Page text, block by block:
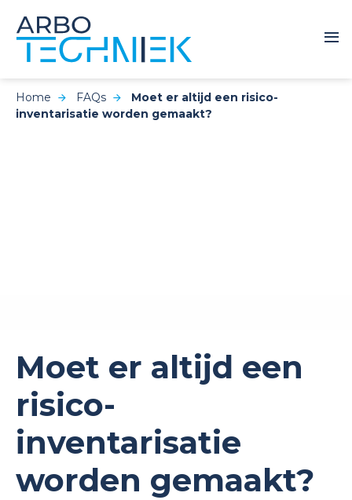
Home FAQs
Moet er altijd een risico-
inventarisatie worden gemaakt?
Moet er altijd een
risico-
inventarisatie
worden gemaakt?